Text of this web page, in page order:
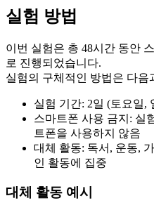
실험 방법
이번 실험은 총 48시간 동안
로 진행되었습니다.
실험의 구체적인 방법은 다음
실험 기간: 2일 (토요일,
스마트폰 사용 금지: 실
트폰을 사용하지 않음
대체 활동: 독서, 운동,
인 활동에 집중
대체 활동 예시